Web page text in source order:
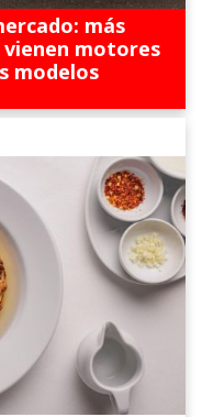
más
vienen motores
modelos